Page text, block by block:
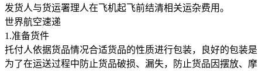
发货人与货运署理人在飞机起飞前结清相关运杂费用。
世界航空速递
1.准备货件
托付人依据货品情况合适货品的性质进行包装，良好的包装是
为了在运送过程中防止货品破损、漏失，防止货品因摆放、摩